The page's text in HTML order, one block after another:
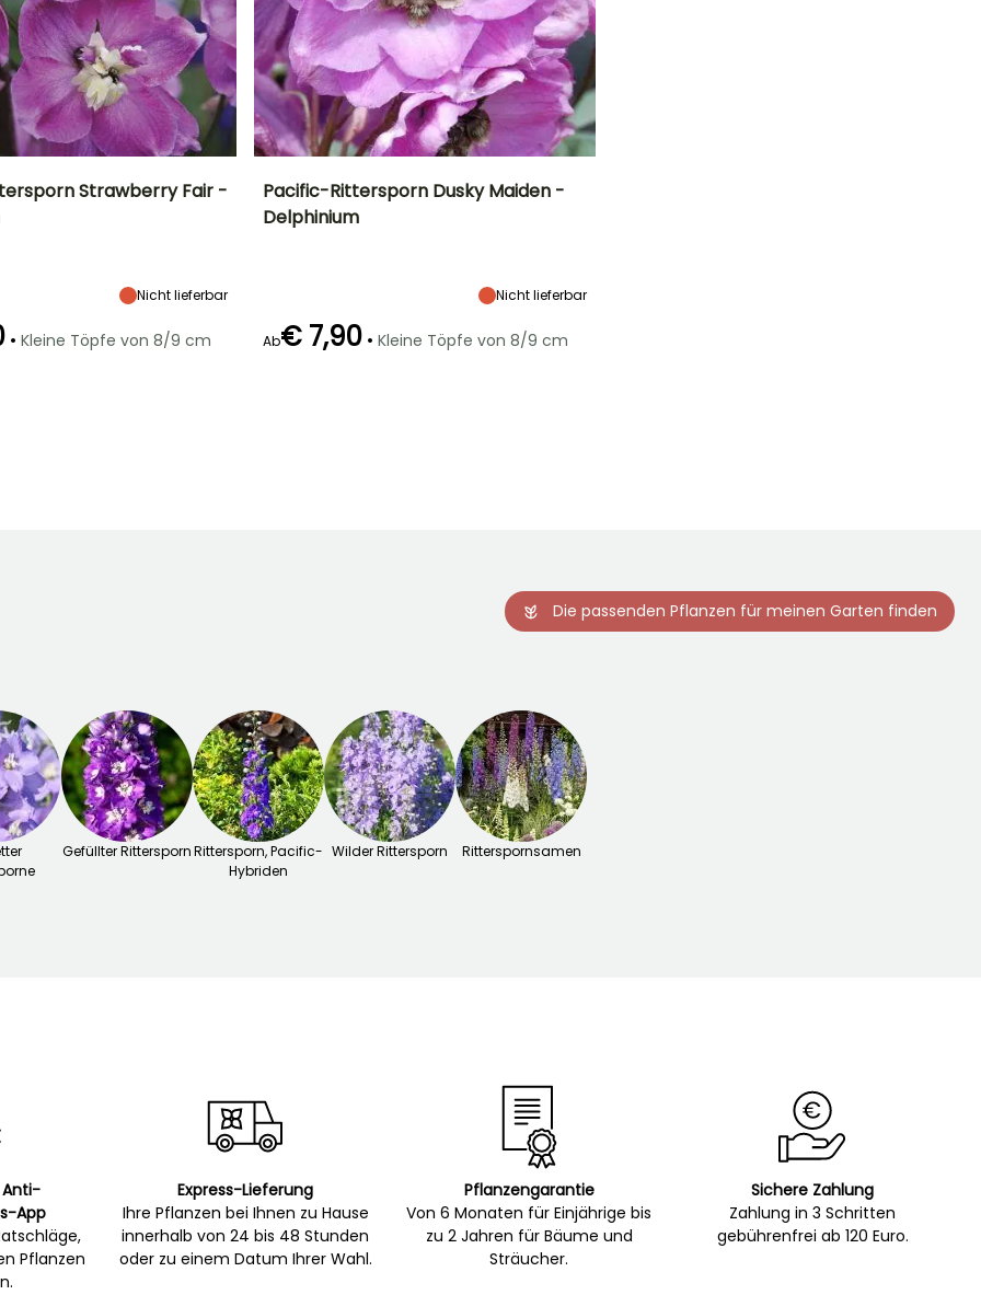
Strawberry Fair -
Nicht lieferbar
• Kleine Töpfe von 8/9 cm
Pacific-Rittersporn Dusky Maiden -
Delphinium
Nicht lieferbar
Ab€ 7,90 • Kleine Töpfe von 8/9 cm
Die passenden Pflanzen für meinen Garten finden
Gefüllter RitterspornRittersporn, Pacific-
Hybriden
Wilder Rittersporn Ritterspornsamen
Anti-
App
Pflanzen
Express-Lieferung
Ihre Pflanzen bei Ihnen zu Hause
innerhalb von 24 bis 48 Stunden
oder zu einem Datum Ihrer Wahl.
Pflanzengarantie
Von 6 Monaten für Einjährige bis
zu 2 Jahren für Bäume und
Sträucher.
Sichere Zahlung
Zahlung in 3 Schritten
gebührenfrei ab 120 Euro.